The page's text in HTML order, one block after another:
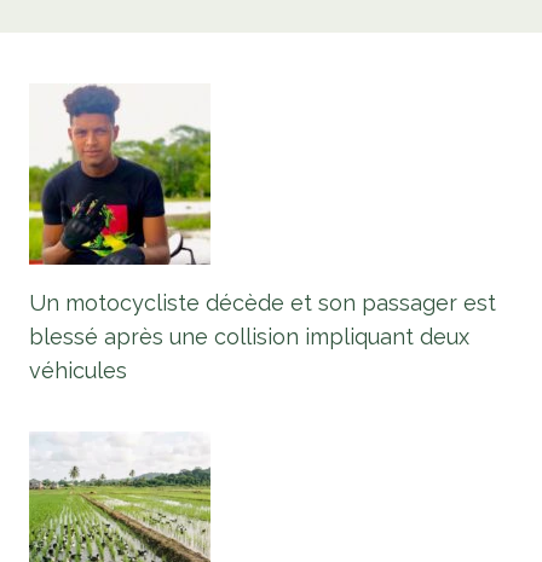
Un motocycliste décède et son passager est
blessé après une collision impliquant deux
véhicules